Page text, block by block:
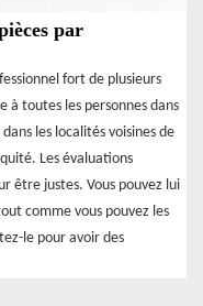
par
fort de plusieurs
à toutes les personnes dans
les localités voisines de
Les évaluations
être justes. Vous pouvez lui
comme vous pouvez les
le pour avoir des